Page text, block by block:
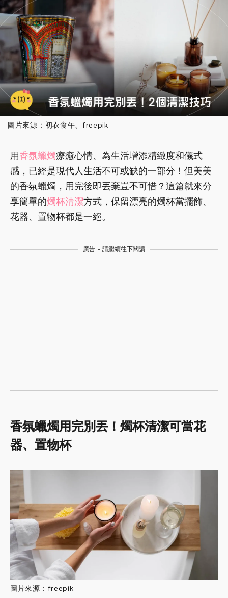
圖片來源：初衣食午、freepik
用香氛蠟燭療癒心情、為生活增添精緻度和儀式
感，已經是現代人生活不可或缺的一部分！但美美
的香氛蠟燭，用完後即丟棄豈不可惜？這篇就來分
享簡單的燭杯清潔方式，保留漂亮的燭杯當擺飾、
花器、置物杯都是一絕。
廣告 - 請繼續往下閱讀
香氛蠟燭用完別丟！燭杯清潔可當花
器、置物杯
圖片來源：freepik